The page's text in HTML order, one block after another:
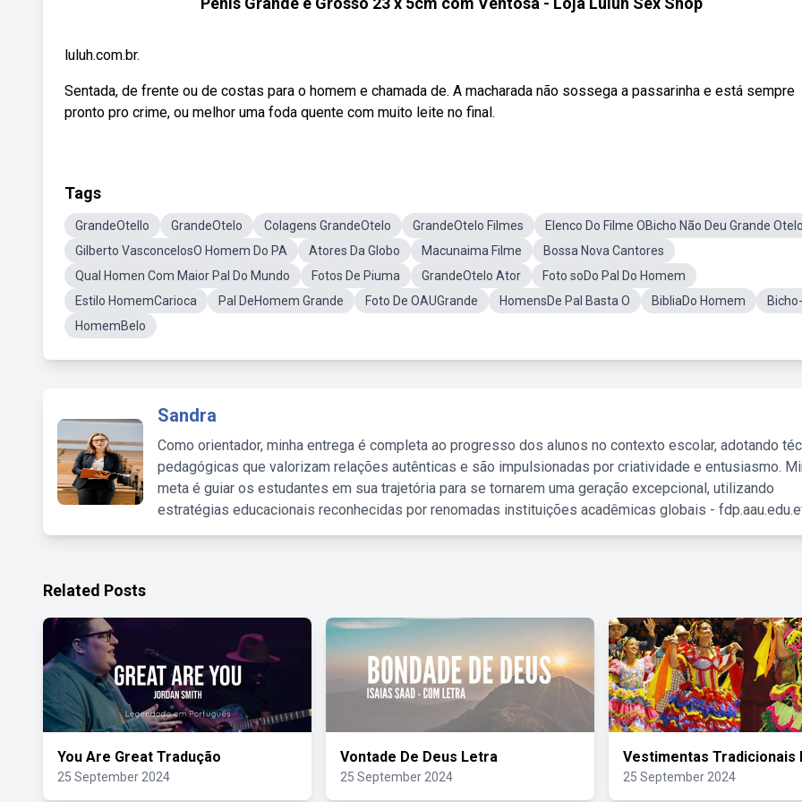
luluh.com.br.
Sentada, de frente ou de costas para o homem e chamada de. A macharada não sossega a passarinha e está sempre
pronto pro crime, ou melhor uma foda quente com muito leite no final.
Tags
GrandeOtello GrandeOtelo Colagens GrandeOtelo GrandeOtelo Filmes
Elenco Do Filme OBicho Não Deu Grande Otelo
Gilberto VasconcelosO Homem Do PA
Atores Da Globo Macunaima Filme
Bossa Nova Cantores
Qual Homen Com Maior Pal Do Mundo
Fotos De Piuma GrandeOtelo Ator
Foto soDo Pal Do Homem
Estilo HomemCarioca
Pal DeHomem Grande Foto De OAUGrande HomensDe Pal Basta O BibliaDo Homem
HomemBelo
Sandra
Como orientador, minha entrega é completa ao progresso dos alunos no contexto escolar, adotando
pedagógicas que valorizam relações autênticas e são impulsionadas por criatividade e entusiasmo.
meta é guiar os estudantes em sua trajetória para se tornarem uma geração excepcional, utilizando
estratégias educacionais reconhecidas por renomadas instituições acadêmicas globais -
Related Posts
You Are Great Tradução
25 September 2024
Vontade De Deus Letra
25 September 2024
Vestimentas Tradicionais
25 September 2024